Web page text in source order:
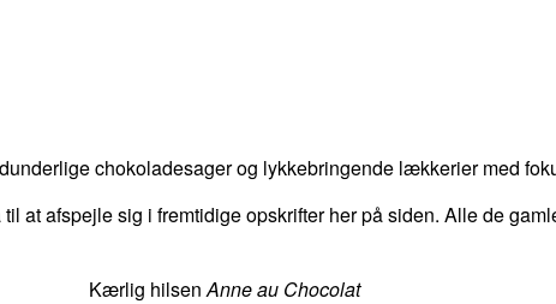
chokoladesager og lykkebringende lækkerier med
at afspejle sig i fremtidige opskrifter her på siden. Alle de
Kærlig hilsenAnne au Chocolat